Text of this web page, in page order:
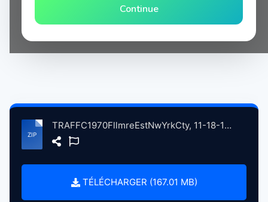
Continue
TRAFFC1970FllmreEstNwYrkCty, 11-18-1970 atse.zip
TÉLÉCHARGER (167.01 MB)